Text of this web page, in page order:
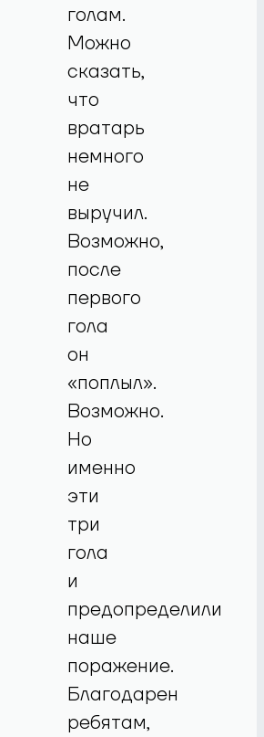
голам.
Можно
сказать,
что
вратарь
немного
не
выручил.
Возможно,
после
первого
гола
он
«поплыл».
Возможно.
Но
именно
эти
три
гола
и
предопределили
наше
поражение.
Благодарен
ребятам,